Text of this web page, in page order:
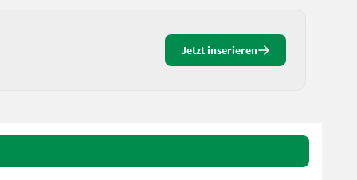
Jetzt inserieren